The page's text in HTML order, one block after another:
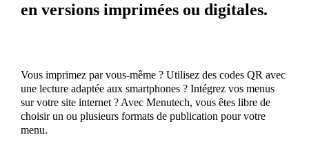
en versions imprimées ou digitales.
Vous imprimez par vous-même ? Utilisez des codes QR avec
une lecture adaptée aux smartphones ? Intégrez vos menus
sur votre site internet ? Avec Menutech, vous êtes libre de
choisir un ou plusieurs formats de publication pour votre
menu.